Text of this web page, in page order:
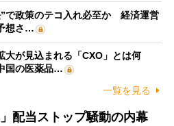
で政策のテコ入れ必至か 経済運営
想さ…
大が見込まれる「CXO」とは何
国の医薬品…
一覧を見る
配当ストップ騒動の内幕